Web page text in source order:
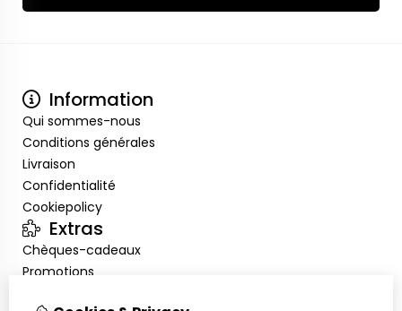
Information
Qui sommes-nous
Conditions générales
Livraison
Confidentialité
Cookiepolicy
Extras
Chèques-cadeaux
Promotions